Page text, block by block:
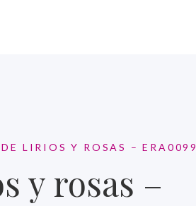
DE LIRIOS Y ROSAS – ERA0099
y rosas –